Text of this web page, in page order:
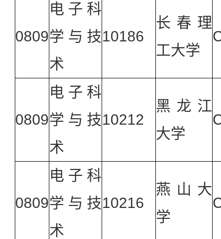
0809
电子科
学与技
术
10186
长春理
工大学
0809
电子科
学与技
术
10212
黑龙江
大学
0809
电子科
学与技
术
10216
燕山大
学